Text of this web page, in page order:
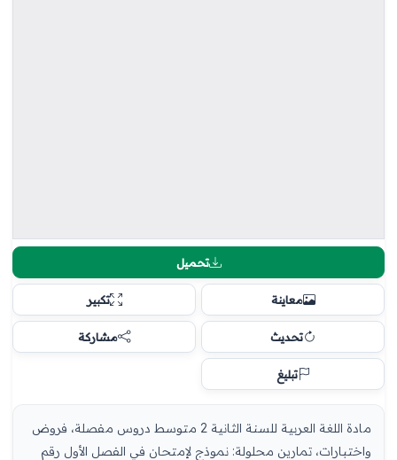
تحميل
معاينة تكبير
تحديث مشاركة
تبليغ
مادة اللغة العربية للسنة الثانية 2 متوسط دروس مفصلة، فروض
واختبارات، تمارين محلولة: نموذج لإمتحان في الفصل الأول رقم